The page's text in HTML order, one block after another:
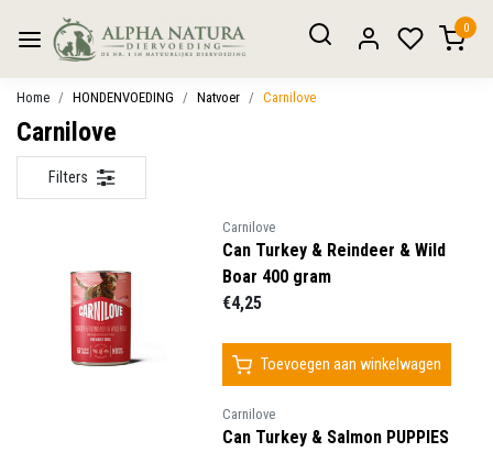
0
Home HONDENVOEDING Natvoer Carnilove
Carnilove
Filters
Carnilove
Can Turkey & Reindeer & Wild
Boar 400 gram
€4,25
Toevoegen aan winkelwagen
Carnilove
Can Turkey & Salmon PUPPIES